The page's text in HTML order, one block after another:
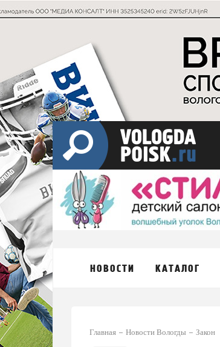
НОВОСТИ КАТАЛОГ
Главная Новости Вологды Закон